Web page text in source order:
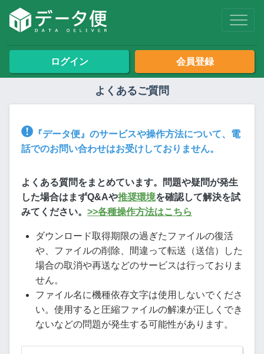
ログイン 会員登録
よくあるご質問
『データ便』のサービスや操作方法について、電
話でのお問い合わせはお受けしておりません。
よくある質問をまとめています。問題や疑問が発生
した場合はまずQ&Aや推奨環境を確認して解決を試
みてください。 >>各種操作方法はこちら
ダウンロード取得期限の過ぎたファイルの復活
や、ファイルの削除、間違って転送（送信）した
場合の取消や再送などのサービスは行っておりま
せん。
ファイル名に機種依存文字は使用しないでくださ
い。使用すると圧縮ファイルの解凍が正しくでき
ないなどの問題が発生する可能性があります。